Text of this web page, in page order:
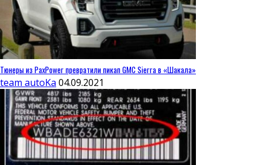
Тюнеры из PaxPower превратили пикап GMC Sierra в «Шакала»
team autoKa 04.09.2021